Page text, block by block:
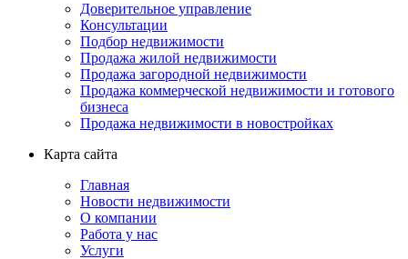
Доверительное управление
Консультации
Подбор недвижимости
Продажа жилой недвижимости
Продажа загородной недвижимости
Продажа коммерческой недвижимости и готового
бизнеса
Продажа недвижимости в новостройках
Карта сайта
Главная
Новости недвижимости
О компании
Работа у нас
Услуги